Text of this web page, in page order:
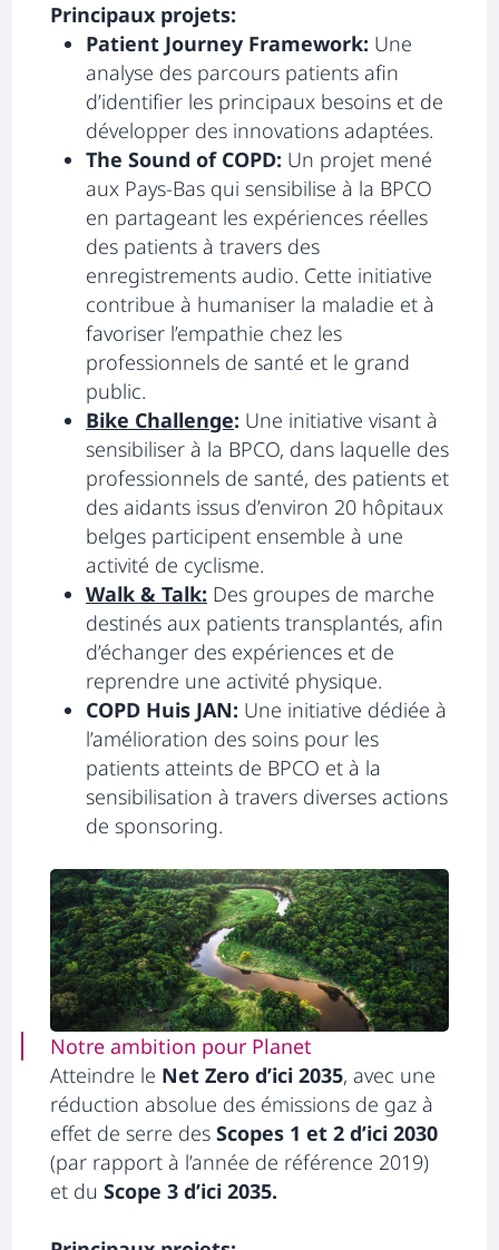
Principaux projets:
Patient Journey Framework: Une
analyse des parcours patients afin
d’identifier les principaux besoins et de
développer des innovations adaptées.
The Sound of COPD: Un projet mené
aux Pays-Bas qui sensibilise à la BPCO
en partageant les expériences réelles
des patients à travers des
enregistrements audio. Cette initiative
contribue à humaniser la maladie et à
favoriser l’empathie chez les
professionnels de santé et le grand
public.
Bike Challenges’ouvre dans un nouvel
: s’ouvre dans un nouvel
Une initiative visant à
sensibiliser à la BPCO, dans laquelle des
professionnels de santé, des patients et
des aidants issus d’environ 20 hôpitaux
belges participent ensemble à une
activité de cyclisme.
Walk & Talk: s’ouvre dans un nouvel
Des groupes de marche
destinés aux patients transplantés, afin
d’échanger des expériences et de
reprendre une activité physique.
COPD Huis JAN: Une initiative dédiée à
l’amélioration des soins pour les
patients atteints de BPCO et à la
sensibilisation à travers diverses actions
de sponsoring.
Notre ambition pour Planet
Atteindre le Net Zero d’ici 2035, avec une
réduction absolue des émissions de gaz à
effet de serre des Scopes 1 et 2 d’ici 2030
(par rapport à l’année de référence 2019)
et du Scope 3 d’ici 2035.